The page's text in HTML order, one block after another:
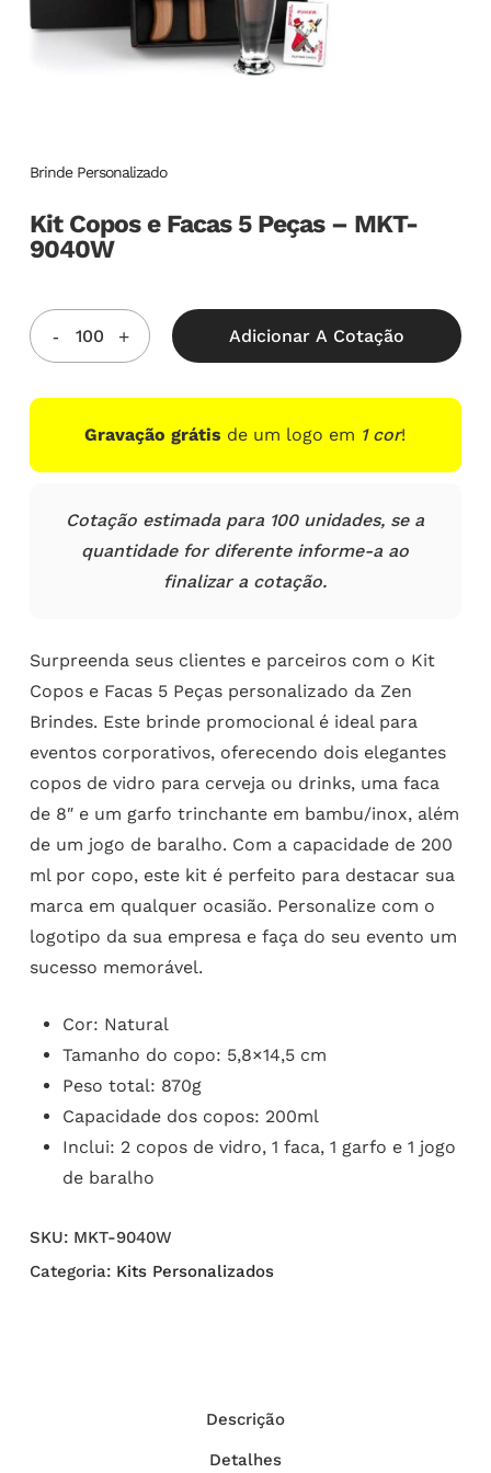
Brinde Personalizado
Kit Copos e Facas 5 Peças – MKT-
9040W
Adicionar A Cotação
Gravação grátis de um logo em 1 cor!
Cotação estimada para 100 unidades, se a
quantidade for diferente informe-a ao
finalizar a cotação.
Surpreenda seus clientes e parceiros com o Kit
Copos e Facas 5 Peças personalizado da Zen
Brindes. Este brinde promocional é ideal para
eventos corporativos, oferecendo dois elegantes
copos de vidro para cerveja ou drinks, uma faca
de 8″ e um garfo trinchante em bambu/inox, além
de um jogo de baralho. Com a capacidade de 200
ml por copo, este kit é perfeito para destacar sua
marca em qualquer ocasião. Personalize com o
logotipo da sua empresa e faça do seu evento um
sucesso memorável.
Cor: Natural
Tamanho do copo: 5,8×14,5 cm
Peso total: 870g
Capacidade dos copos: 200ml
Inclui: 2 copos de vidro, 1 faca, 1 garfo e 1 jogo
de baralho
SKU: MKT-9040W
Categoria: Kits Personalizados
Descrição
Detalhes